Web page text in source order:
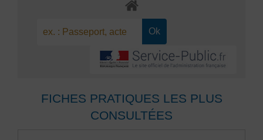
FICHES PRATIQUES LES PLUS
CONSULTÉES